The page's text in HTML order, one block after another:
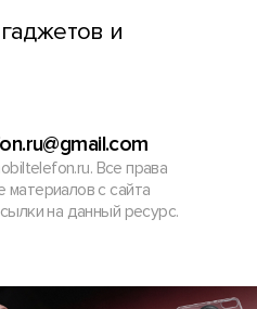
и
Все права
с сайта
на данный ресурс.